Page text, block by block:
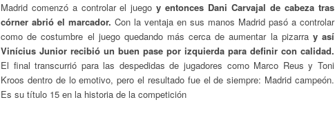
Madrid comenzó a controlar el juego y entonces Dani Carvajal de cabeza tras
córner abrió el marcador. Con la ventaja en sus manos Madrid pasó a controlar
como de costumbre el juego quedando más cerca de aumentar la pizarra y así
Vinícius Junior recibió un buen pase por izquierda para definir con calidad.
El final transcurrió para las despedidas de jugadores como Marco Reus y Toni
Kroos dentro de lo emotivo, pero el resultado fue el de siempre: Madrid campeón.
Es su título 15 en la historia de la competición